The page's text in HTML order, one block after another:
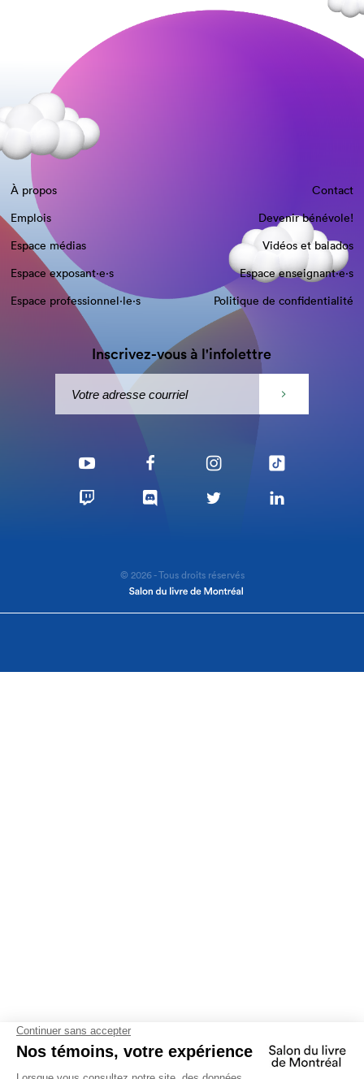
À propos
Contact
Emplois
Devenir bénévole!
Espace médias
Vidéos et balados
Espace exposant·e⋅s
Espace enseignant·e⋅s
Espace professionnel·le⋅s
Politique de confidentialité
Inscrivez-vous à l'infolettre
© 2026 - Tous droits réservés